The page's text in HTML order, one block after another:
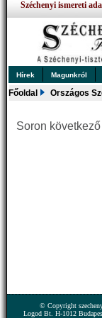
Széchenyi ismereti
Hírek Magunkról
Főoldal Országos
Soron
© Copyright
Logod Bt. H-1012